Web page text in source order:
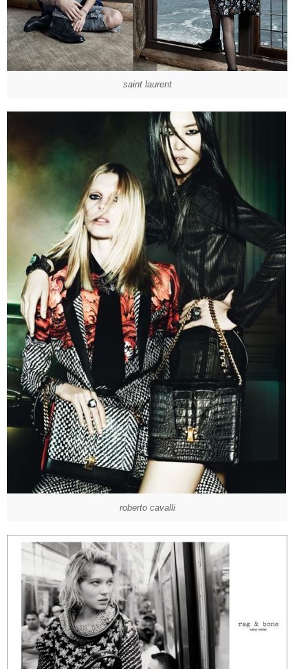
saint laurent
roberto cavalli